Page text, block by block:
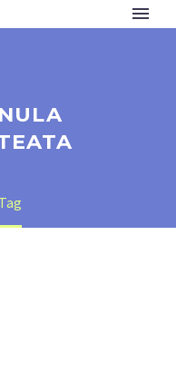
Tag